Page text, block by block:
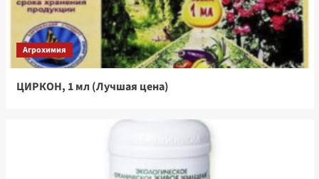
Агрохимия
ЦИРКОН, 1 мл (Лучшая цена)